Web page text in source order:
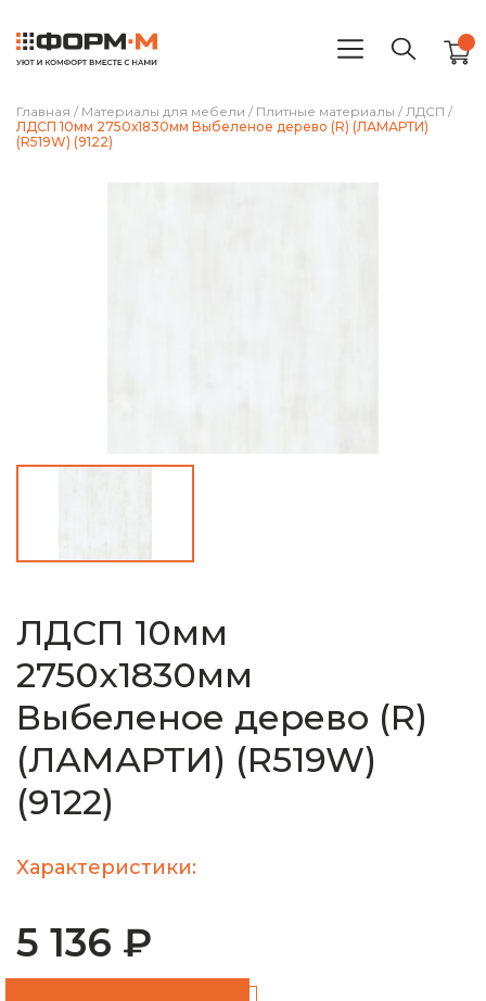
Главная / Материалы для мебели / Плитные материалы / ЛДСП /
ЛДСП 10мм 2750х1830мм Выбеленое дерево (R) (ЛАМАРТИ)
(R519W) (9122)
ЛДСП 10мм
2750х1830мм
Выбеленое дерево (R)
(ЛАМАРТИ) (R519W)
(9122)
Характеристики:
5 136 ₽